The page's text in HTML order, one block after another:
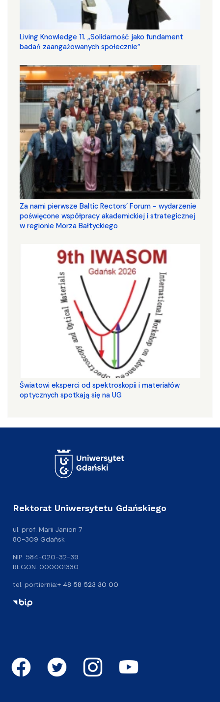
Living Knowledge 11. „Solidarność jako fundament
badań zaangażowanych społecznie”
Za nami pierwsze Baltic Rectors’ Forum - wydarzenie
poświęcone współpracy akademickiej i strategicznej
w regionie Morza Bałtyckiego
Światowi eksperci od spektroskopii i materiałów
optycznych spotkają się na UG
Rektorat Uniwersytetu Gdańskiego
ul. prof. Marii Janion 7
80-309 Gdańsk
NIP: 584-020-32-39
REGON: 000001330
tel. portiernia:+ 48 58 523 30 00